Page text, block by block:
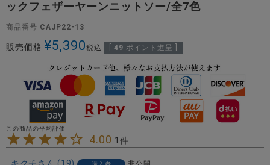
ックフェザーヤーンニットソー/全7色
商品番号 CAJP22-13
販売価格 ¥5,390税込 49 ポイント進呈 ]
4.00 1